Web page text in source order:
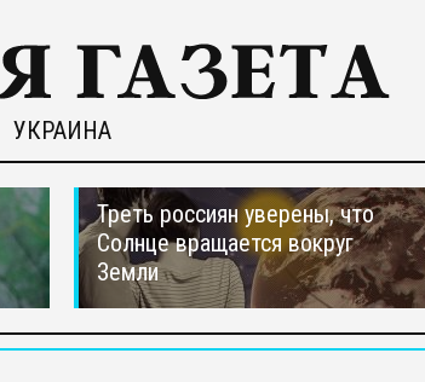
УКРАИНА
Треть россиян уверены, что
Солнце вращается вокруг
Земли